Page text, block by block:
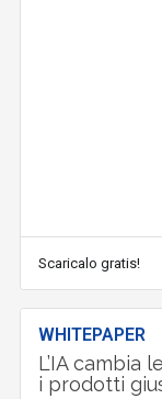
Scaricalo gratis!
WHITEPAPER
L’IA cambia
i prodotti